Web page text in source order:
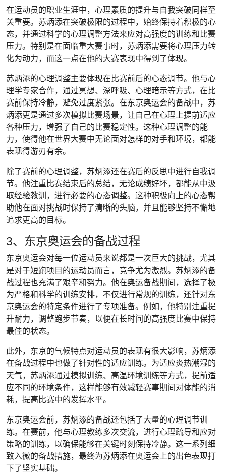
在运动员的职业生涯中，心理素质的提升与自我突破同样至
关重要。苏炳添在突破极限的过程中，始终保持着积极的心
态，并通过科学的心理调整方法来应对高强度的训练和比赛
压力。特别是在面临重大赛事时，苏炳添需要将心理压力转
化为动力，而这一点在他的大赛表现中得到了体现。
苏炳添的心理调整主要体现在比赛前后的心态调节。他与心
理学专家合作，通过冥想、深呼吸、心理暗示等方式，在比
赛前保持冷静，避免过度紧张。在东京奥运会的备战中，苏
炳添更是通过多次模拟比赛场景，让自己在心理上提前适应
各种压力，增强了自己的比赛稳定性。这种心理调整的能
力，使得他在世界大赛中无论面对怎样的对手和环境，都能
表现得游刃有余。
除了赛前的心理调整，苏炳添还在赛后的反思中进行自我调
节。他注重比赛结束后的总结，无论成绩好坏，都能从中汲
取经验教训，进行必要的心态调整。这种积极向上的心态帮
助他在面对挑战时保持了清晰的头脑，并且能够坚持不懈地
追求更高的目标。
3、东京奥运会的备战过程
东京奥运会对每一位运动员来说都是一次巨大的挑战，尤其
是对于短跑项目的运动员而言，竞争尤为激烈。苏炳添的备
战过程也充满了艰辛和努力。他在奥运备战期间，选择了极
为严格和科学的训练安排，不仅进行常规的训练，还针对东
京奥运会的特定条件进行了专项准备。例如，他特别注重提
升耐力，调整跑步节奏，以便在长时间的高强度比赛中保持
最佳的状态。
此外，东京的气候特点对运动员的表现有很大影响，苏炳添
在备战过程中也做了针对性的适应训练。为适应炎热潮湿的
天气，苏炳添通过模拟训练、高温环境训练等方式，提前适
应不同的环境条件，这样能够有效减轻赛事期间对体能的消
耗，提高比赛中的发挥水平。
东京奥运会前，苏炳添的备战还包括了大量的心理调节训
练。在赛前，他与心理教练多次交流，进行心理疏导和应对
策略的训练，以确保能够在关键时刻保持冷静。这一系列细
致入微的备战措施，最终为苏炳添在奥运会上的出色表现打
下了坚实基础。